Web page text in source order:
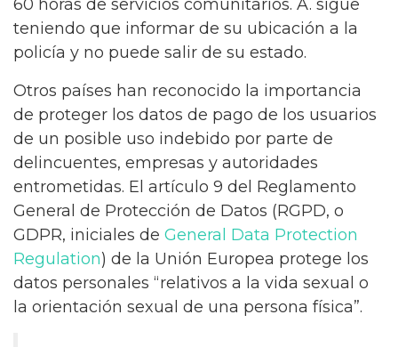
60 horas de servicios comunitarios. A. sigue
teniendo que informar de su ubicación a la
policía y no puede salir de su estado.
Otros países han reconocido la importancia
de proteger los datos de pago de los usuarios
de un posible uso indebido por parte de
delincuentes, empresas y autoridades
entrometidas. El artículo 9 del Reglamento
General de Protección de Datos (RGPD, o
GDPR, iniciales de General Data Protection
Regulation) de la Unión Europea protege los
datos personales “relativos a la vida sexual o
la orientación sexual de una persona física”.